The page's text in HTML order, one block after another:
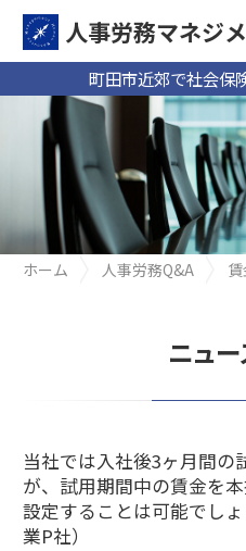
町田市近郊で社会保
人事労務マネジ
ホーム 人事労務Q&A
ニュ
当社では入社後3ヶ月間の
が、試用期間中の賃金を
設定することは可能でし
業P社）